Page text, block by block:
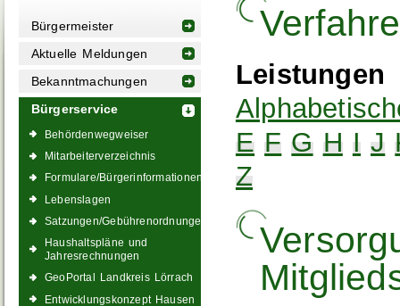
Bürgermeister
Aktuelle Meldungen
Bekanntmachungen
Bürgerservice
Behördenwegweiser
Mitarbeiterverzeichnis
Formulare/Bürgerinformationen
Lebenslagen
Satzungen/Gebührenordnungen
Haushaltspläne und
Jahresrechnungen
GeoPortal Landkreis Lörrach
Entwicklungskonzept Hausen
Leistungen
E F G H I J
Z